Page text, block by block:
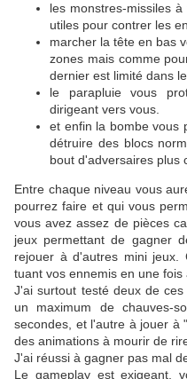
les monstres-missiles
utiles pour contrer les
marcher la tête en bas
zones mais comme
dernier est limité dans
le parapluie vous
dirigeant vers vous.
et enfin la bombe vous
détruire des blocs
bout d'adversaires plus
Entre chaque niveau vous
pourrez faire et qui vous
vous avez assez de pièces
jeux permettant de gagner
rejouer à d'autres mini jeux.
tuant vos ennemis en une fois
J'ai surtout testé deux de
un maximum de chauves-
secondes, et l'autre à jouer à
des animations à mourir de
J'ai réussi à gagner pas mal
Le gameplay est exigeant,